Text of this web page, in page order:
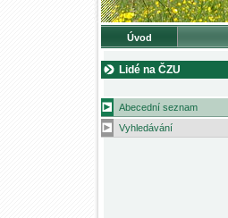
Úvod
Lidé na ČZU
Abecední seznam
Vyhledávání